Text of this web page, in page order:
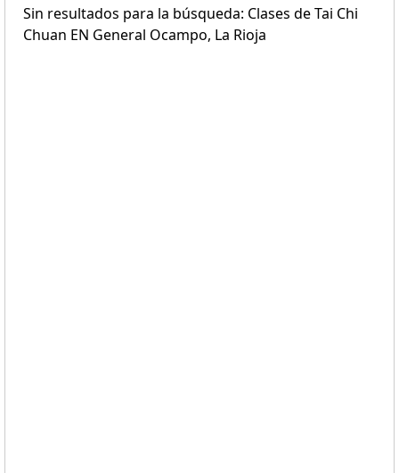
Sin resultados para la búsqueda: Clases de Tai Chi
Chuan EN General Ocampo, La Rioja